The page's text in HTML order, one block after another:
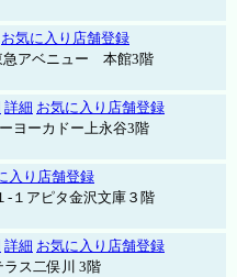
お気に入り店舗登録
急アベニュー 本館3階
詳細 お気に入り店舗登録
ヨーカドー上永谷3階
入り店舗登録
-１アピタ金沢文庫３階
詳細 お気に入り店舗登録
ス二俣川 3階